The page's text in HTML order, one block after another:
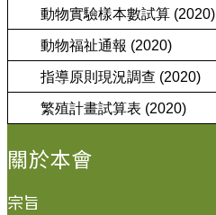
動物實驗樣本數試算 (2020)
動物福祉通報 (2020)
指導原則現況調查 (2020)
繁殖計畫試算表 (2020)
關於本會
宗旨